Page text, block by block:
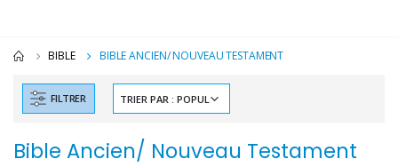
BIBLE BIBLE ANCIEN/ NOUVEAU TESTAMENT
FILTRER
Bible Ancien/ Nouveau Testament
€6.00
-10% -20%